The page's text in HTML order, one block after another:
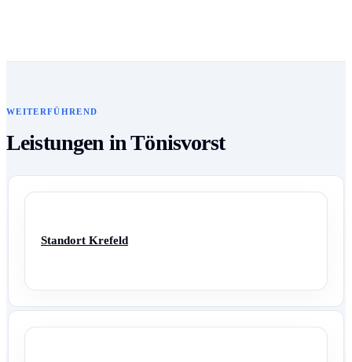
WEITERFÜHREND
Leistungen in Tönisvorst
Standort Krefeld